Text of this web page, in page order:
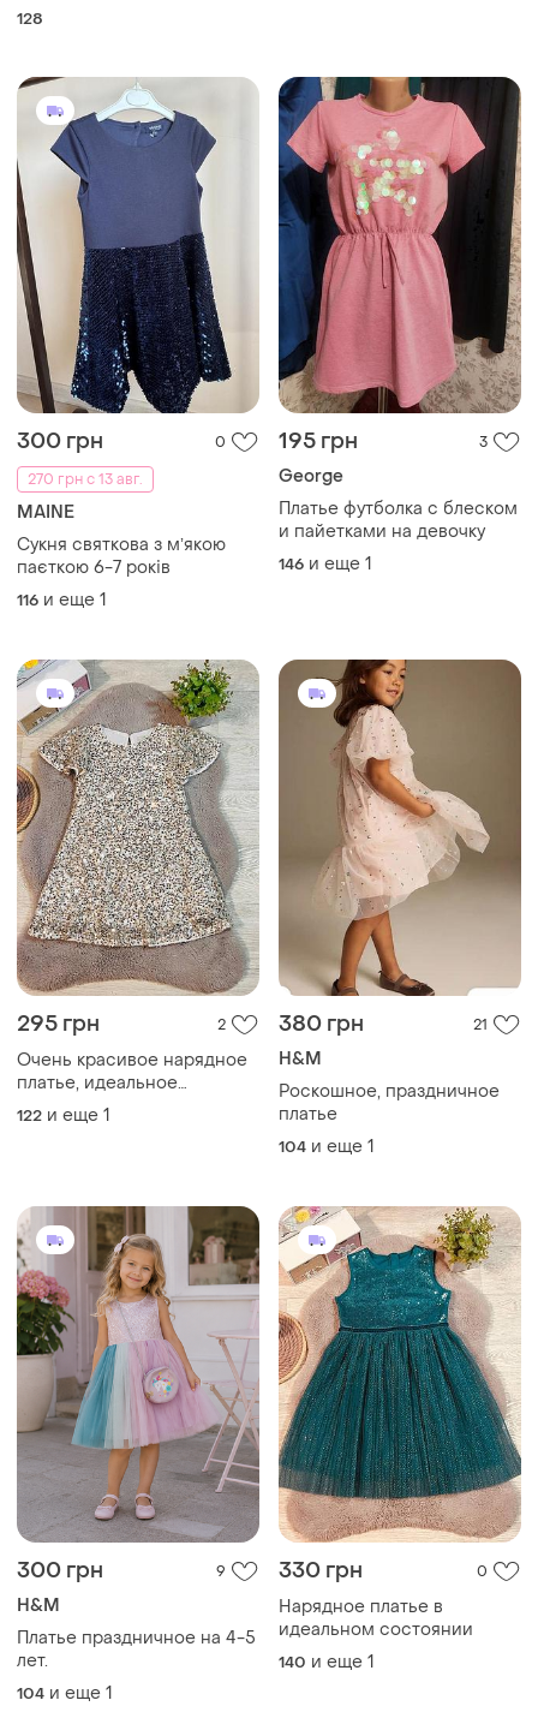
128
300 грн
0
270 грн с 13 авг.
MAINE
Сукня святкова з мʼякою
паєткою 6-7 років
116 и еще 1
195 грн 3
George
Платье футболка с блеском
и пайетками на девочку
146 и еще 1
295 грн 2
Очень красивое нарядное
платье, идеальное
состояние
122 и еще 1
380 грн 21
H&M
Роскошное, праздничное
платье
104 и еще 1
300 грн 9
H&M
Платье праздничное на 4-5
лет.
104 и еще 1
330 грн 0
Нарядное платье в
идеальном состоянии
140 и еще 1